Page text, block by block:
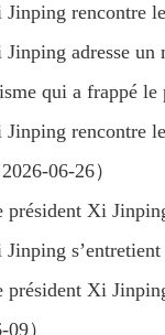
rencontre
adresse un
qui a frappé
rencontre
2026-06-26）
président Xi
Jinping
président Xi
09）